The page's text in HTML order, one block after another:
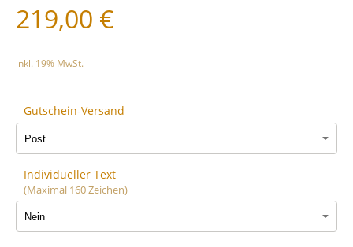
219,00 €
inkl. 19% MwSt.
Gutschein-Versand
Individueller Text
(Maximal 160 Zeichen)